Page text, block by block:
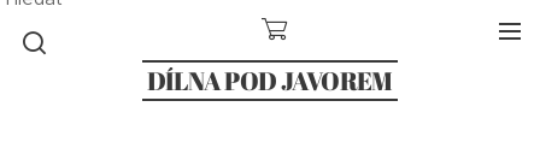
DÍLNA POD JAVOREM